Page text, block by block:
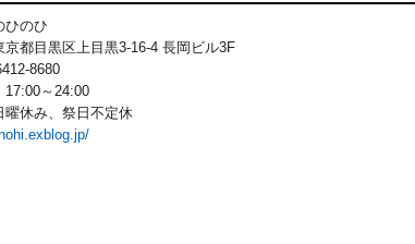
のひ
京都目黒区上目黒3-16-4 長岡ビル3F
8680
17:00～24:00
曜休み、祭日不定休